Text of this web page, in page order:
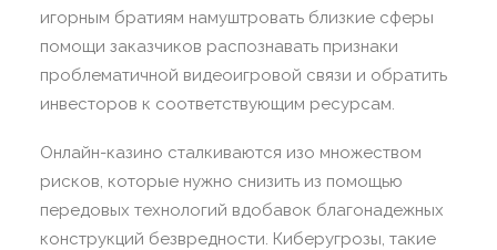
игорным братиям намуштровать близкие сферы
помощи заказчиков распознавать признаки
проблематичной видеоигровой связи и обратить
инвесторов к соответствующим ресурсам.
Онлайн-казино сталкиваются изо множеством
рисков, которые нужно снизить из помощью
передовых технологий вдобавок благонадежных
конструкций безвредности. Киберугрозы, такие